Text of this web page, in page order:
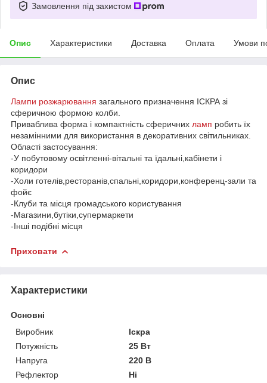
Замовлення під захистом
Опис Характеристики Доставка Оплата Умови
Опис
Лампи розжарювання загального призначення ІСКРА зі
сферичною формою колби.
Приваблива форма і компактність сферичних ламп робить їх
незамінними для використання в декоративних світильниках.
Області застосування:
-У побутовому освітленні-вітальні та їдальні,кабінети і
коридори
-Холи готелів,ресторанів,спальні,коридори,конференц-зали та
фойє
-Клуби та місця громадського користування
-Магазини,бутіки,супермаркети
-Інші подібні місця
Приховати
Характеристики
Основні
Виробник
Іскра
Потужність
25 Вт
Напруга
220 В
Рефлектор
Ні